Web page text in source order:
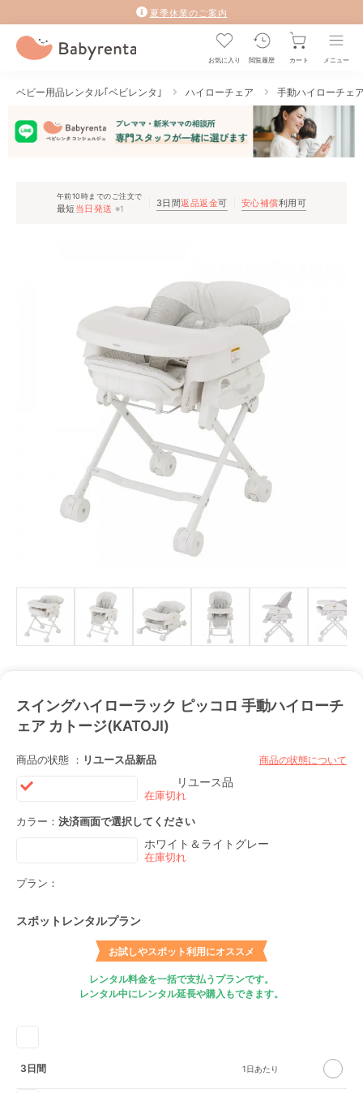
夏季休業のご案内
お気に入り 閲覧履歴 カート メニュー
ベビー用品レンタル｢ベビレンタ｣ ハイローチェア 手動ハイローチェ
午前10時までのご注文で
最短 当日発送 ※1 3日間返品返金可 安心補償利用可
スイングハイローラック ピッコロ 手動ハイローチ
ェア カトージ(KATOJI)
商品の状態 ： リユース品新品 商品の状態について
リユース品
カラー： 決済画面で選択してください
ホワイト＆ライトグレー
プラン：
スポットレンタルプラン
お試しやスポット利用にオススメ
レンタル料金を一括で支払うプランです。
レンタル中にレンタル延長や購入もできます。
3日間